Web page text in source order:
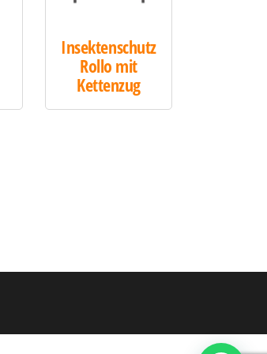
Insektenschutz
Rollo mit
Kettenzug